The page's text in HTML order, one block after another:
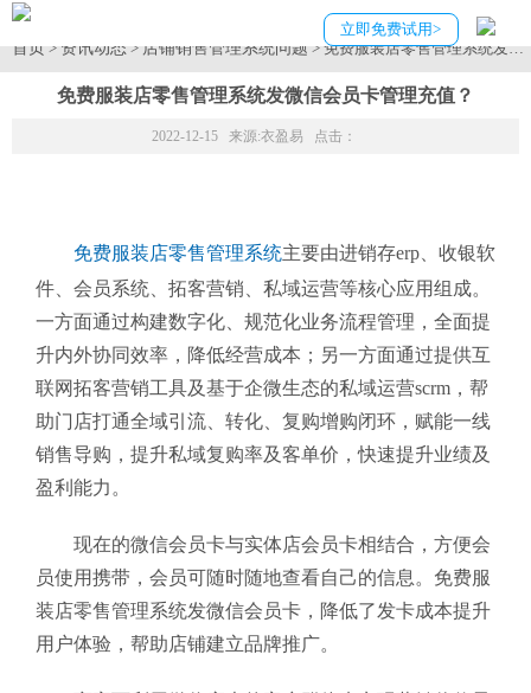
立即免费试用>
首页>资讯动态>店铺销售管理系统问题> 免费服装店零售管理系统发微
免费服装店零售管理系统发微信会员卡管理充值？
2022-12-15 来源:衣盈易 点击：
免费服装店零售管理系统主要由进销存erp、收银软
件、会员系统、拓客营销、私域运营等核心应用组成。
一方面通过构建数字化、规范化业务流程管理，全面提
升内外协同效率，降低经营成本；另一方面通过提供互
联网拓客营销工具及基于企微生态的私域运营scrm，帮
助门店打通全域引流、转化、复购增购闭环，赋能一线
销售导购，提升私域复购率及客单价，快速提升业绩及
盈利能力。
现在的微信会员卡与实体店会员卡相结合，方便会
员使用携带，会员可随时随地查看自己的信息。免费服
装店零售管理系统发微信会员卡，降低了发卡成本提升
用户体验，帮助店铺建立品牌推广。